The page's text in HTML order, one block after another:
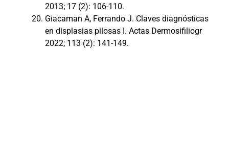
2013; 17 (2): 106-110.
Giacaman A, Ferrando J. Claves diagnósticas
en displasias pilosas I. Actas Dermosifiliogr
2022; 113 (2): 141-149.